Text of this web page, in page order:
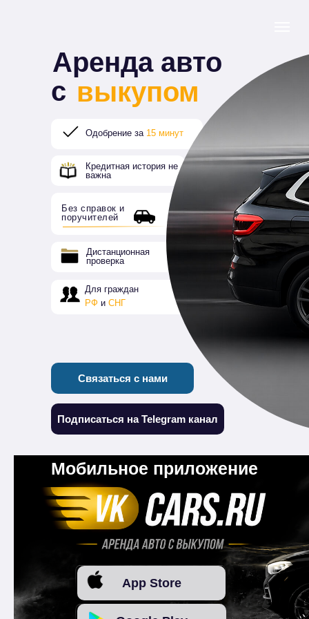
Связаться с нами
Подписаться на Telegram канал
Аренда авто
выкупом
с
Одобрение за 15 минут
Кредитная история не
важна
Дистанционная
проверка
Для граждан
РФ и СНГ
Без справок и
поручителей
App Store
Мобильное приложение